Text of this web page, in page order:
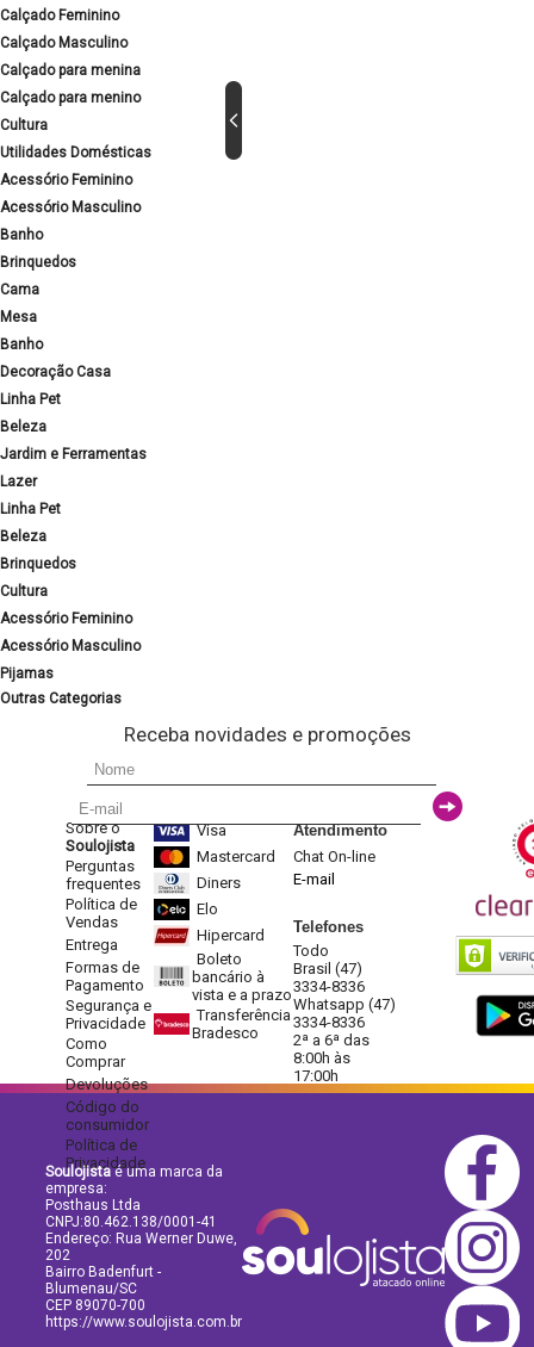
Calçado Feminino
Calçado Masculino
Calçado para menina
Calçado para menino
Cultura
Utilidades Domésticas
Acessório Feminino
Acessório Masculino
Banho
Brinquedos
Cama
Mesa
Banho
Decoração Casa
Linha Pet
Beleza
Jardim e Ferramentas
Lazer
Linha Pet
Beleza
Brinquedos
Cultura
Acessório Feminino
Acessório Masculino
Pijamas
Outras Categorias
Receba novidades e promoções
Sobre o
Soulojista
Perguntas
frequentes
Política de
Vendas
Entrega
Formas de
Pagamento
Segurança e
Privacidade
Como
Comprar
Devoluções
Código do
consumidor
Política de
Privacidade
Visa
Mastercard
Diners
Elo
Hipercard
Boleto
bancário à
vista e a prazo
Transferência
Bradesco
Atendimento
Chat On-line
E-mail
Telefones
Todo
Brasil (47)
3334-8336
Whatsapp (47)
3334-8336
2ª a 6ª das
8:00h às
17:00h
Soulojistaé uma marca da
empresa:
Posthaus Ltda
CNPJ:80.462.138/0001-41
Endereço: Rua Werner Duwe,
202
Bairro Badenfurt -
Blumenau/SC
CEP 89070-700
https://www.soulojista.com.br